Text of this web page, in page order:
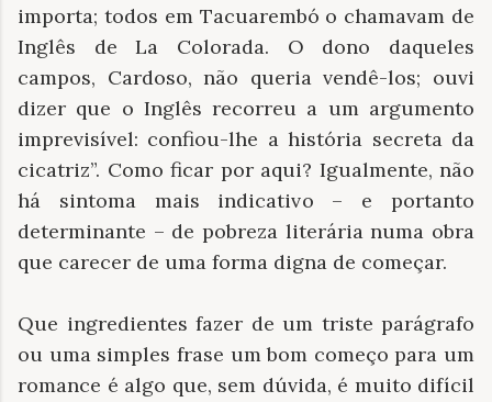
importa; todos em Tacuarembó o chamavam de
Inglês de La Colorada. O dono daqueles
campos, Cardoso, não queria vendê-los; ouvi
dizer que o Inglês recorreu a um argumento
imprevisível: confiou-lhe a história secreta da
cicatriz”. Como ficar por aqui? Igualmente, não
há sintoma mais indicativo – e portanto
determinante – de pobreza literária numa obra
que carecer de uma forma digna de começar.
Que ingredientes fazer de um triste parágrafo
ou uma simples frase um bom começo para um
romance é algo que, sem dúvida, é muito difícil